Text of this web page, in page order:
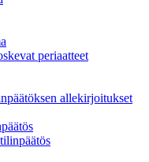
periaatteet
allekirjoitukset